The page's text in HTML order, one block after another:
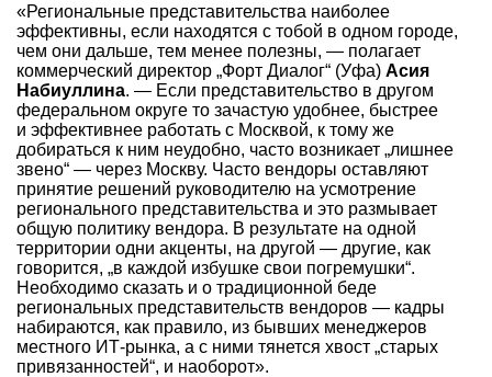
«Региональные представительства наиболее
эффективны, если находятся с тобой в одном городе,
чем они дальше, тем менее полезны, — полагает
коммерческий директор „Форт Диалог“ (Уфа) Асия
Набиуллина. — Если представительство в другом
федеральном округе то зачастую удобнее, быстрее
и эффективнее работать с Москвой, к тому же
добираться к ним неудобно, часто возникает „лишнее
звено“ — через Москву. Часто вендоры оставляют
принятие решений руководителю на усмотрение
регионального представительства и это размывает
общую политику вендора. В результате на одной
территории одни акценты, на другой — другие, как
говорится, „в каждой избушке свои погремушки“.
Необходимо сказать и о традиционной беде
региональных представительств вендоров — кадры
набираются, как правило, из бывших менеджеров
местного ИТ-рынка, а с ними тянется хвост „старых
привязанностей“, и наоборот».